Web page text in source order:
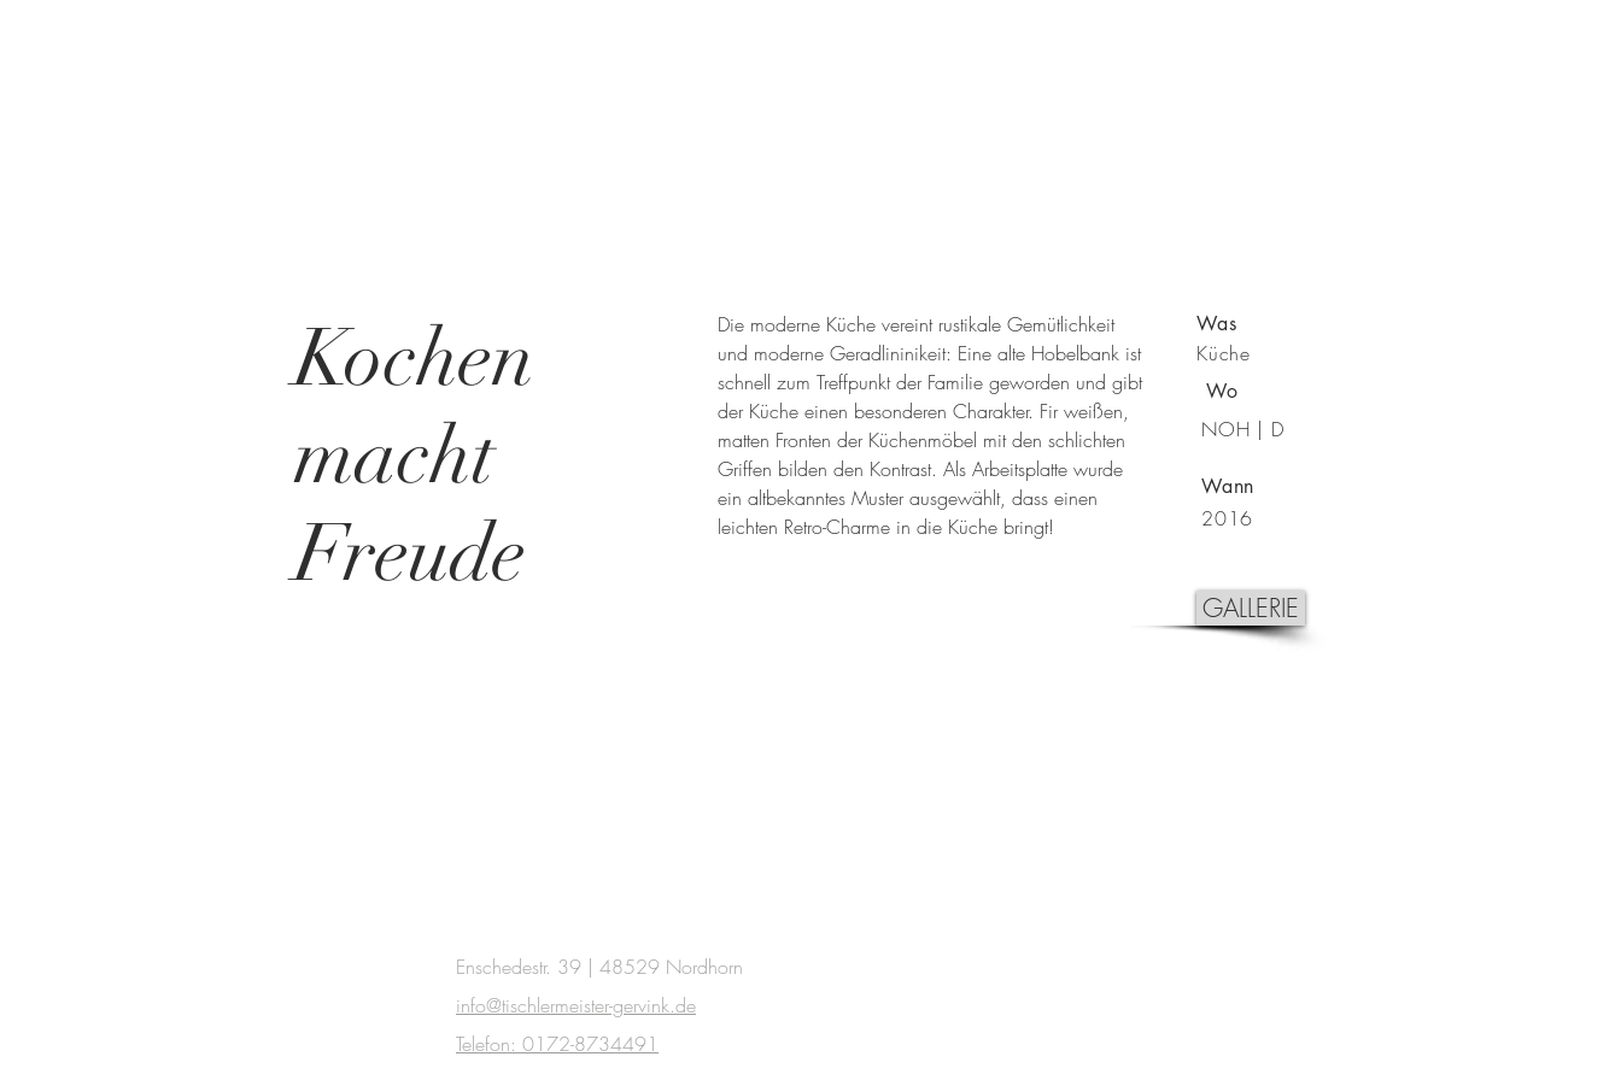
Kochen
macht
Freude
Die moderne Küche vereint rustikale Gemütlichkeit
und moderne Geradlininikeit: Eine alte Hobelbank ist
schnell zum Treffpunkt der Familie geworden und gibt
der Küche einen besonderen Charakter. Fir weißen,
matten Fronten der Küchenmöbel mit den schlichten
Griffen bilden den Kontrast. Als Arbeitsplatte wurde
ein altbekanntes Muster ausgewählt, dass einen
leichten Retro-Charme in die Küche bringt!
Was
Küche
Wo
NOH | D
Wann
2016
GALLERIE
Enschedestr. 39 | 48529 Nordhorn
info@tischlermeister-gervink.de
Telefon: 0172-8734491